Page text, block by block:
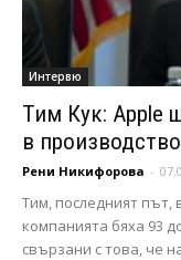
Интервю
Тим Кук: Apple
в производство
Рени Никифорова -
Тим, последният път,
компанията бяха 93
свързани с това, че